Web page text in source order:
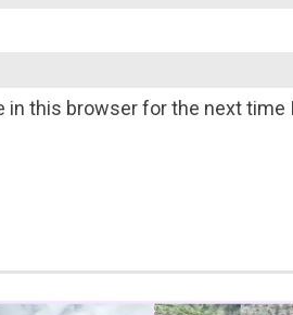
in this browser for the next time